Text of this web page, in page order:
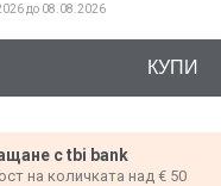
до 08.08.2026
с tbi bank
на количката над € 50